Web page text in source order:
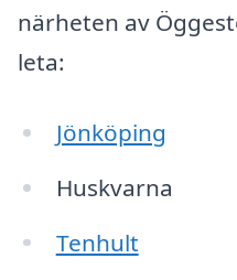
närheten av
leta:
Jönköping
Huskvarna
Tenhult